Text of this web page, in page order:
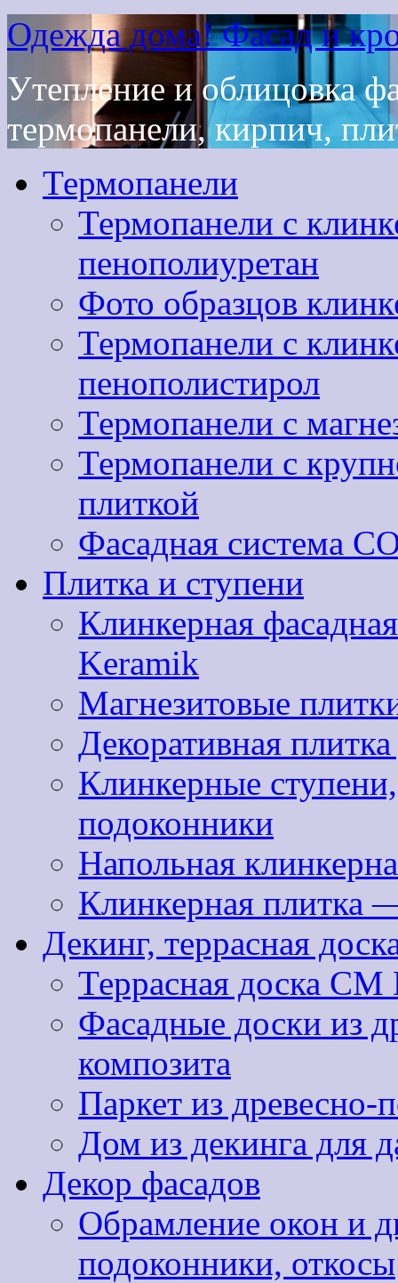
Одежда дома! Фасад и
Утепление и облицовка
термопанели, кирпич,
Термопанели
Термопанели с
пенополиуретан
Фото образцов
Термопанели с
пенополистирол
Термопанели с
Термопанели с
плиткой
Фасадная система
Плитка и ступени
Клинкерная
Keramik
Магнезитовые
Декоративная
Клинкерные
подоконники
Напольная
Клинкерная плитка
Декинг, террасная
Террасная доска
Фасадные доски из
композита
Паркет из древесно-
Дом из декинга для
Декор фасадов
Обрамление окон и
подоконники, откосы